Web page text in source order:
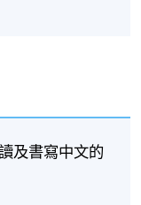
及書寫中文的